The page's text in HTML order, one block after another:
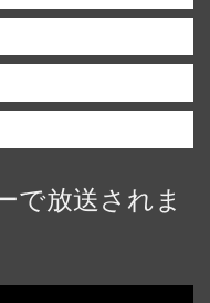
で放送されま